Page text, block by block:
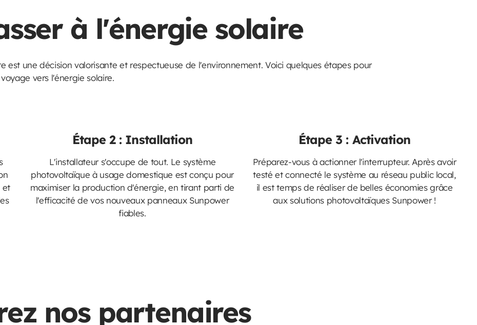
à l'énergie solaire
est une décision valorisante et respectueuse de l'environnement. Voici quelques étapes pour
vers l'énergie solaire.
et
Étape 2 : Installation
L'installateur s'occupe de tout. Le système
photovoltaïque à usage domestique est conçu pour
maximiser la production d'énergie, en tirant parti de
l'efficacité de vos nouveaux panneaux Sunpower
fiables.
Étape 3 : Activation
Préparez-vous à actionner l'interrupteur. Après avoir
testé et connecté le système au réseau public local,
il est temps de réaliser de belles économies grâce
aux solutions photovoltaïques Sunpower !
nos partenaires